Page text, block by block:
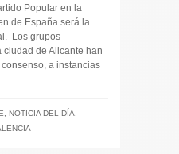
Popular en la
de España será la
Los grupos
de Alicante han
a instancias
NOTICIA DEL DÍA